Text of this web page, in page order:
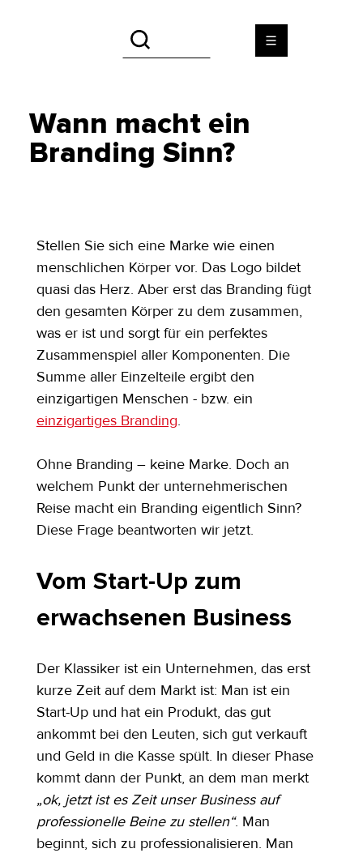
Wann macht ein
Branding Sinn?
Stellen Sie sich eine Marke wie einen
menschlichen Körper vor. Das Logo bildet
quasi das Herz. Aber erst das Branding fügt
den gesamten Körper zu dem zusammen,
was er ist und sorgt für ein perfektes
Zusammenspiel aller Komponenten. Die
Summe aller Einzelteile ergibt den
einzigartigen Menschen - bzw. ein
einzigartiges Branding.
Ohne Branding – keine Marke. Doch an
welchem Punkt der unternehmerischen
Reise macht ein Branding eigentlich Sinn?
Diese Frage beantworten wir jetzt.
Vom Start-Up zum
erwachsenen Business
Der Klassiker ist ein Unternehmen, das erst
kurze Zeit auf dem Markt ist: Man ist ein
Start-Up und hat ein Produkt, das gut
ankommt bei den Leuten, sich gut verkauft
und Geld in die Kasse spült. In dieser Phase
kommt dann der Punkt, an dem man merkt
„ok, jetzt ist es Zeit unser Business auf
professionelle Beine zu stellen“. Man
beginnt, sich zu professionalisieren. Man